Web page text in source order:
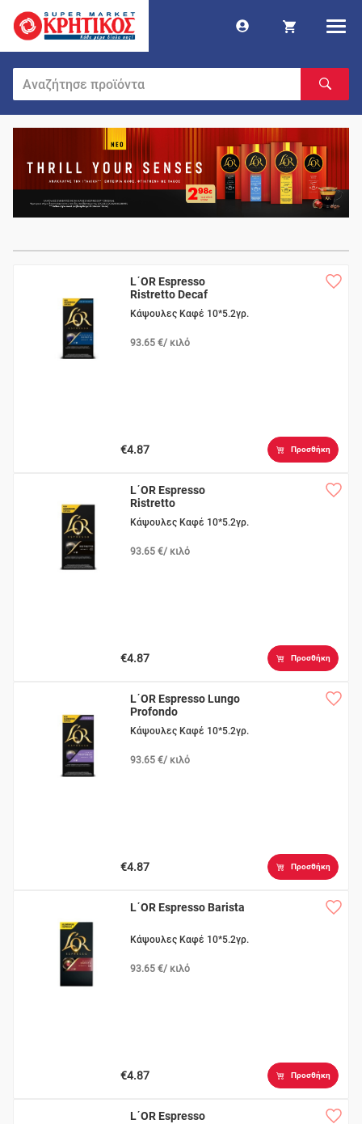
L΄OR Espresso
Ristretto Decaf
Κάψουλες Καφέ 10*5.2γρ.
93.65 €/ κιλό
€4.87 Προσθήκη
L΄OR Espresso
Ristretto
Κάψουλες Καφέ 10*5.2γρ.
93.65 €/ κιλό
€4.87 Προσθήκη
L΄OR Espresso Lungo
Profondo
Κάψουλες Καφέ 10*5.2γρ.
93.65 €/ κιλό
€4.87 Προσθήκη
L΄OR Espresso Barista
Κάψουλες Καφέ 10*5.2γρ.
93.65 €/ κιλό
€4.87 Προσθήκη
L΄OR Espresso